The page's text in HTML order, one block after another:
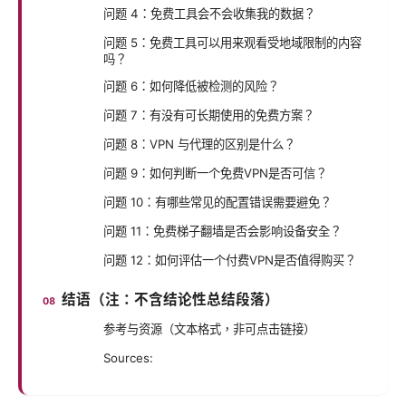
问题 4：免费工具会不会收集我的数据？
问题 5：免费工具可以用来观看受地域限制的内容
吗？
问题 6：如何降低被检测的风险？
问题 7：有没有可长期使用的免费方案？
问题 8：VPN 与代理的区别是什么？
问题 9：如何判断一个免费VPN是否可信？
问题 10：有哪些常见的配置错误需要避免？
问题 11：免费梯子翻墙是否会影响设备安全？
问题 12：如何评估一个付费VPN是否值得购买？
结语（注：不含结论性总结段落）
参考与资源（文本格式，非可点击链接）
Sources: